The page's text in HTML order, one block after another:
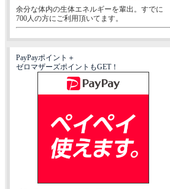
余分な体内の生体エネルギーを輩出。すでに
700人の方にご利用頂いてます。
PayPayポイント＋
ゼロマザーズポイントもGET！